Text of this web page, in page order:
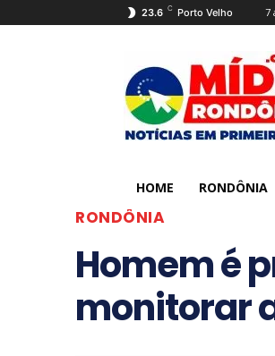
23.6 C Porto Velho 7
HOME RONDÔNIA
RONDÔNIA
Homem é
monitorar